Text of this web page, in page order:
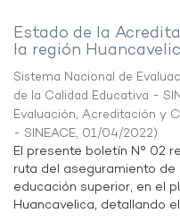
Estado de la
la región
Sistema Nacional de
de la Calidad Educativa -
Evaluación, Acreditación y
- SINEACE, 01/04/2022)
El presente boletín N° 02
ruta del aseguramiento
educación superior, en el
Huancavelica, detallando